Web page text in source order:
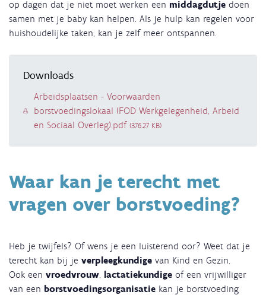
op dagen dat je niet moet werken een middagdutje doen
samen met je baby kan helpen. Als je hulp kan regelen voor
huishoudelijke taken, kan je zelf meer ontspannen.
Downloads
Document
Arbeidsplaatsen - Voorwaarden
borstvoedingslokaal (FOD Werkgelegenheid, Arbeid
en Sociaal Overleg).pdf(376.27 KB)
Waar kan je terecht met
vragen over borstvoeding?
Heb je twijfels? Of wens je een luisterend oor? Weet dat je
terecht kan bij je verpleegkundige van Kind en Gezin.
Ook een vroedvrouw, lactatiekundige of een vrijwilliger
van een borstvoedingsorganisatie kan je borstvoeding